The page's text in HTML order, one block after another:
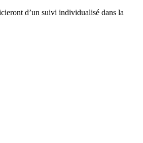
d’un suivi individualisé dans la